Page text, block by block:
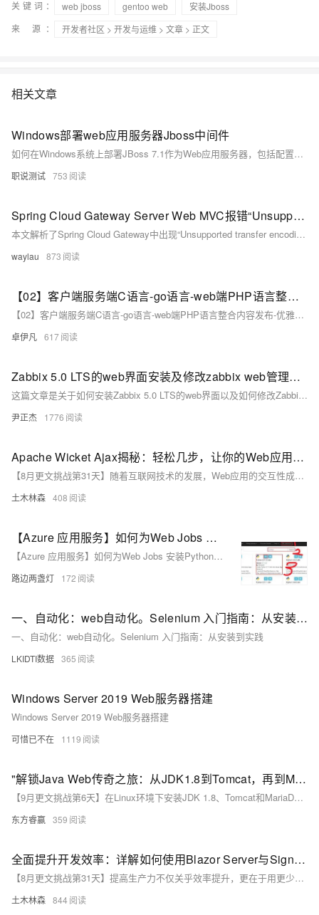
关键词： web jboss gentoo web
安装Jboss
来 源：
开发者社区 > 开发与运维 > 文章 > 正文
相关文章
Windows部署web应用服务器Jboss中间件
如何在Windows系统上部署JBoss 7.1作为Web应用服务器，包括配置环境变量、自动部署WAR包、访问JBoss控制台、设置管理员账户以及修改端口和绑定地址等操作。
职说测试 753
Spring Cloud Gateway Server Web MVC报错“Unsupported transfer encoding: chunked”解决
本文解析了Spring Cloud Gateway中出现“Unsupported transfer encoding: chunked”错误的原因，指出该问题源于Feign依赖的HTTP客户端与服务端的`chunked`传输编码不兼容，并提供了具体的解决方案。通过规范Feign客户端接口的返回类型，可有效避免该异常，提升系统兼容性与稳定性。
waylau 873
【02】客户端服务端C语言-go语言-web端PHP语言整合内容发布-优雅草网络设备监控系统-2月12日优雅草简化Centos stream8安装zabbix7教程-本搭建教程非docker搭建教程-优雅草solution
【02】客户端服务端C语言-go语言-web端PHP语言整合内容发布-优雅草网络设备监控系统-2月12日优雅草简化Centos stream8安装zabbix7教程-本搭建教程非docker搭建教程-优雅草solution
卓伊凡 617
Zabbix 5.0 LTS的web界面安装及修改zabbix web管理员的默认密码
这篇文章是关于如何安装Zabbix 5.0 LTS的web界面以及如何修改Zabbix web管理员默认密码的教程。
尹正杰 1776
Apache Wicket Ajax揭秘：轻松几步，让你的Web应用告别“呆板”，焕发新生！
【8月更文挑战第31天】随着互联网技术的发展，Web应用的交互性成为评价网站成功的关键指标。Apache Wicket作为一款卓越的Java Web框架，不仅具备强大的组件化开发能力，还内置了对Ajax技术的支持，使开发者能轻松提升Web应用的交互体验。通过简单的代码示例展示了如何在不刷新页面的情况下异步更新页面元素，极大提升了用户体验。Wicket提供了多种Ajax组件和行为，如AjaxFallbackLink、AjaxButton等，满足不同场景需求，并支持自定义Ajax行为，帮助开发者实现复杂交互效果。合理运用Wicket的Ajax功能，可显著增强网站竞争力。
土木林森 408
【Azure 应用服务】如何为Web Jobs 安装Python包呢？
【Azure 应用服务】如何为Web Jobs 安装Python包呢？
路边两盏灯 172
一、自动化：web自动化。Selenium 入门指南：从安装到实践
一、自动化：web自动化。Selenium 入门指南：从安装到实践
LKIDTI数据 365
Windows Server 2019 Web服务器搭建
Windows Server 2019 Web服务器搭建
可惜已不在 1119
"解锁Java Web传奇之旅：从JDK1.8到Tomcat，再到MariaDB，一场跨越数据库的冒险安装盛宴，挑战你的技术极限！"
【9月更文挑战第6天】在Linux环境下安装JDK 1.8、Tomcat和MariaDB是搭建Java Web应用的关键步骤。本文详细介绍了使用apt-get安装OpenJDK 1.8、下载并配置Tomcat，以及安装和安全设置MariaDB（MySQL的开源分支）的方法。通过这些步骤，您可以快速构建一个稳定、高效的开发和部署环境，并验证各组件是否正确安装和运行。这为您的Java Web应用提供了一个坚实的基础。
东方睿赢 359
全面提升开发效率：详解如何使用Blazor Server与SignalR打造实时Web应用，从零开始构建聊天室示例并掌握实时通信核心技术
【8月更文挑战第31天】提高生产力不仅关乎效率提升，更在于用更少时间完成更多任务。本文将通过具体代码示例，介绍如何结合 Blazor Server 和 SignalR 构建实时 Web 应用。从创建 Blazor 项目到添加 SignalR 支持，再到实现客户端与服务器间的实时通信，每个步骤都详细讲解。通过这一组合，C# 开发者能获得前后端一致的编程体验，轻松打造高效、响应迅速的实时应用。实时通信功能已在社交、协作等多个领域发挥重要作用，本文将助你掌握这一强大技术组合。
土木林森 844